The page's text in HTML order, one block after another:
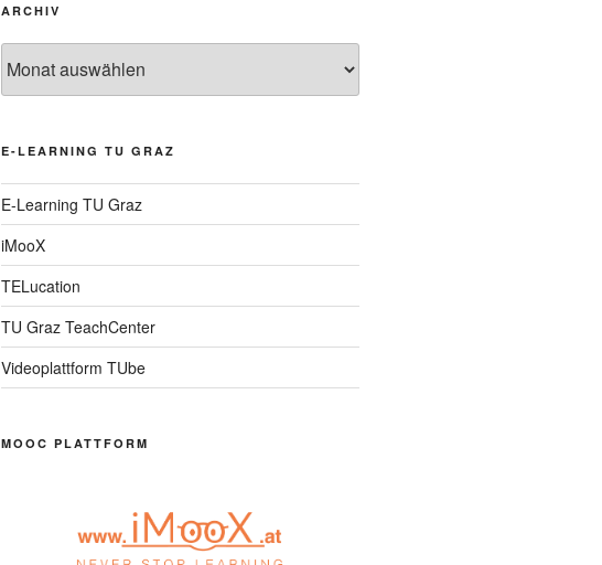
ARCHIV
E-LEARNING TU GRAZ
E-Learning TU Graz
iMooX
TELucation
TU Graz TeachCenter
Videoplattform TUbe
MOOC PLATTFORM